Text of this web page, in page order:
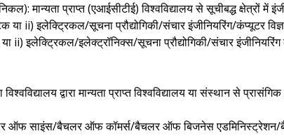
मान्यता प्राप्त (एआईसीटीई) विश्वविद्यालय से सूचीबद्ध क्षेत्रों में
ii) इलेक्ट्रिकल/सूचना प्रौद्योगिकी/संचार इंजीनियरिंग/कंप्यूटर
ii) इलेक्ट्रिकल/इलेक्ट्रॉनिक्स/सूचना प्रौद्योगिकी/संचार
द्वारा मान्यता प्राप्त विश्वविद्यालय या संस्थान से
ऑफ साइंस/बैचलर ऑफ कॉमर्स/बैचलर ऑफ बिजनेस